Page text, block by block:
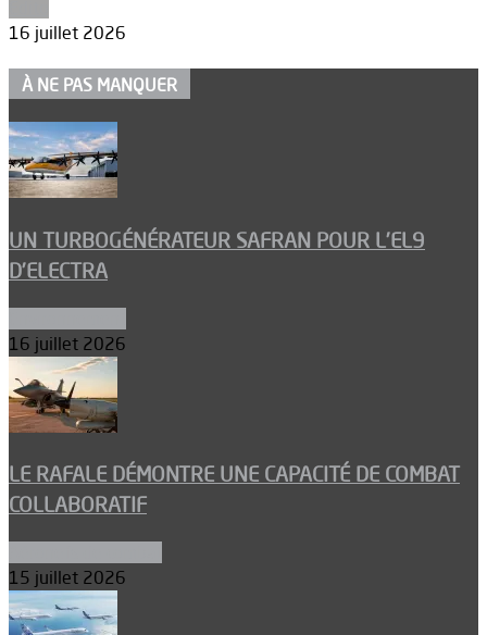
16 juillet 2026
À NE PAS MANQUER
UN TURBOGÉNÉRATEUR SAFRAN POUR L’EL9
D’ELECTRA
16 juillet 2026
LE RAFALE DÉMONTRE UNE CAPACITÉ DE COMBAT
COLLABORATIF
15 juillet 2026